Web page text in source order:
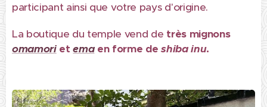
participant ainsi que votre pays d'origine.
La boutique du temple vend de très mignons
omamorietemaen forme deshiba inu.